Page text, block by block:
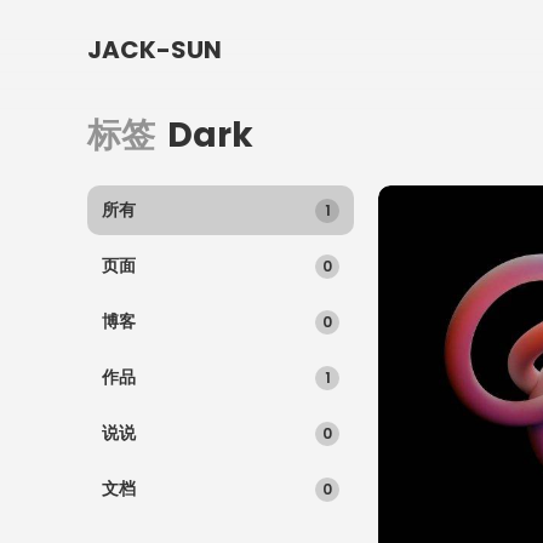
JACK-SUN
标签 Dark
所有 1
页面 0
博客 0
作品 1
说说 0
文档 0